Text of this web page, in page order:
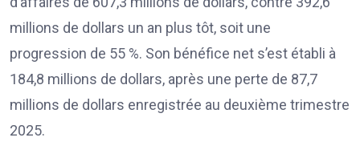
millions de dollars un an plus tôt, soit une
progression de 55 %. Son bénéfice net s’est établi à
184,8 millions de dollars, après une perte de 87,7
millions de dollars enregistrée au deuxième trimestre
2025.